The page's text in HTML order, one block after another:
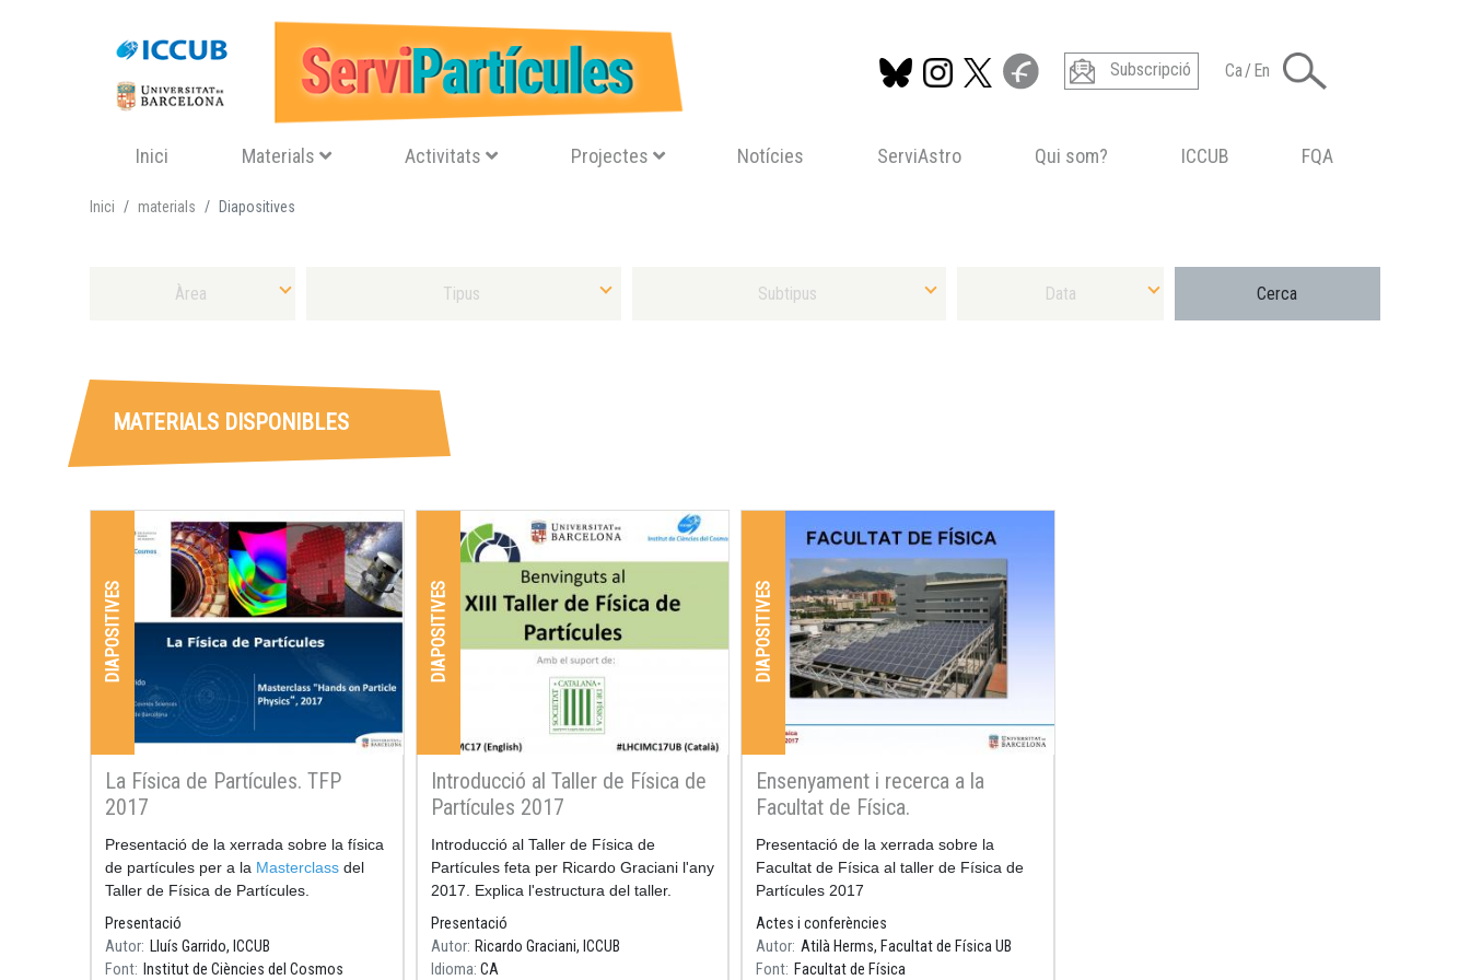
Subscripció Ca/En
Navegació principal
Inici Materials Activitats Projectes Notícies ServiAstro Qui som? ICCUB FQA
Inici materials Diapositives
Selecciona Àrea
MATERIALS DISPONIBLES
DIAPOSITIVES
La Física de Partícules. TFP
2017
Resum
Presentació de la xerrada sobre la física
de partícules per a la Masterclass del
Taller de Física de Partícules.
Presentació
Autor Lluís Garrido, ICCUB
Font
Institut de Ciències del Cosmos
DIAPOSITIVES
Introducció al Taller de Física de
Partícules 2017
Resum
Introducció al Taller de Física de
Partícules feta per Ricardo Graciani l'any
2017. Explica l'estructura del taller.
Presentació
Autor Ricardo Graciani, ICCUB
Idioma CA
DIAPOSITIVES
Ensenyament i recerca a la
Facultat de Física.
Resum
Presentació de la xerrada sobre la
Facultat de Física al taller de Física de
Partícules 2017
Actes i conferències
Autor Atilà Herms, Facultat de Física UB
Font Facultat de Física